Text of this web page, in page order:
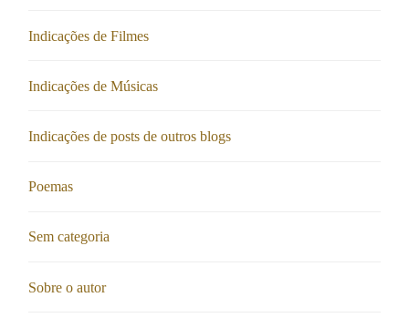
Indicações de Filmes
Indicações de Músicas
Indicações de posts de outros blogs
Poemas
Sem categoria
Sobre o autor